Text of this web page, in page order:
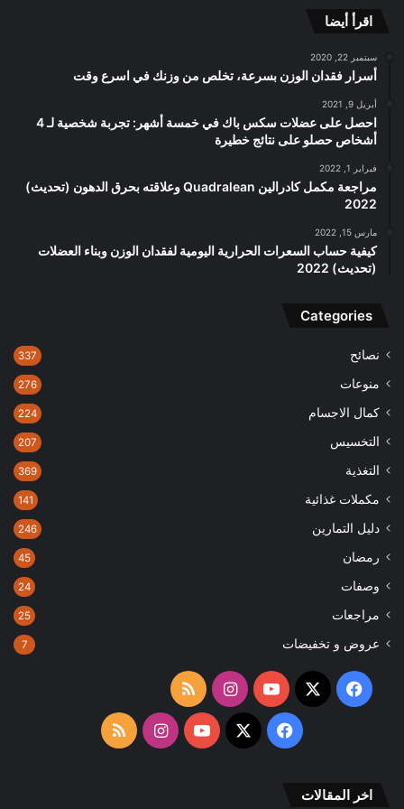
اقرأ أيضا
سبتمبر 22, 2020
أسرار فقدان الوزن بسرعة، تخلص من وزنك في اسرع وقت
أبريل 9, 2021
احصل على عضلات سكس باك في خمسة أشهر: تجربة شخصية لـ 4
أشخاص حصلو على نتائج خطيرة
فبراير 1, 2022
مراجعة مكمل كادرالين Quadralean وعلاقته بحرق الدهون (تحديث)
2022
مارس 15, 2022
كيفية حساب السعرات الحرارية اليومية لفقدان الوزن وبناء العضلات
(تحديث) 2022
Categories
نصائح 337
منوعات 276
كمال الاجسام 224
التخسيس 207
التغذية 369
مكملات غذائية 141
دليل التمارين 246
رمضان 45
وصفات 24
مراجعات 25
عروض و تخفيضات 7
فيسبوك
‫X
‫YouTubeانستقرامملخص
الموقع
فيسبوك
‫X
‫YouTubeانستقرامملخص
اخر المقالات